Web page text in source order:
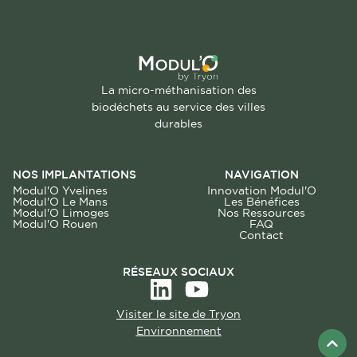
La micro-méthanisation des
biodéchets au service des villes
durables
NOS IMPLANTATIONS
Modul'O Yvelines
Modul'O Le Mans
Modul'O Limoges
Modul'O Rouen
NAVIGATION
Innovation Modul'O
Les Bénéfices
Nos Ressources
FAQ
Contact
RÉSEAUX SOCIAUX
Visiter le site de Tryon
Environnement